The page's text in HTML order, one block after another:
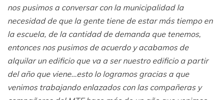
nos pusimos a conversar con la municipalidad la
necesidad de que la gente tiene de estar más tiempo en
la escuela, de la cantidad de demanda que tenemos,
entonces nos pusimos de acuerdo y acabamos de
alquilar un edificio que va a ser nuestro edificio a partir
del año que viene…esto lo logramos gracias a que
venimos trabajando enlazados con las compañeras y